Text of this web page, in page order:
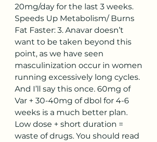
20mg/day for the last 3 weeks.
Speeds Up Metabolism/ Burns
Fat Faster: 3. Anavar doesn’t
want to be taken beyond this
point, as we have seen
masculinization occur in women
running excessively long cycles.
And I’ll say this once. 60mg of
Var + 30-40mg of dbol for 4-6
weeks is a much better plan.
Low dose + short duration =
waste of drugs. You should read